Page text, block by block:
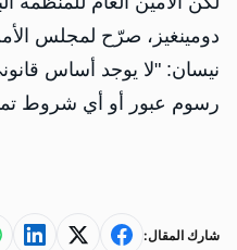
نيسان: "لا يوجد أساس
رسوم عبور أو أي شروط
شارك المقال: